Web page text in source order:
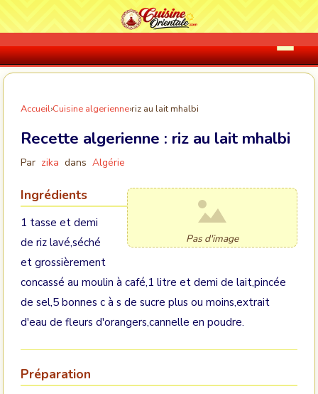
Accueil›Cuisine algerienne›riz au lait mhalbi
Recette algerienne : riz au lait mhalbi
Par zika dans Algérie
Pas d'image
Ingrédients
1 tasse et demi
de riz lavé,séché
et grossièrement
concassé au moulin à café,1 litre et demi de lait,pincée
de sel,5 bonnes c à s de sucre plus ou moins,extrait
d'eau de fleurs d'orangers,cannelle en poudre.
Préparation